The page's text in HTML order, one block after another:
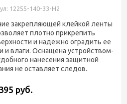
12255-140-33-H2
закрепляющей клейкой ленты
плотно прикрепить
и надежно оградить ее
и влаги. Оснащена устройством-
нанесения защитной
не оставляет следов.
руб.